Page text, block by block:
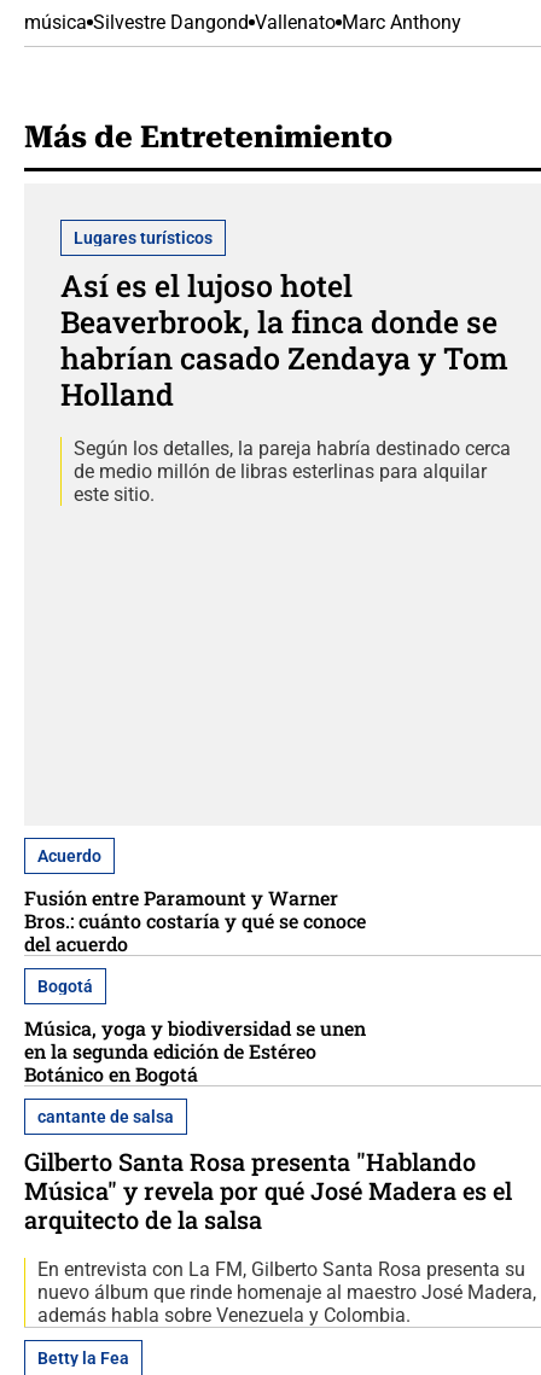
música Silvestre Dangond Vallenato Marc Anthony
Más de Entretenimiento
Lugares turísticos
Así es el lujoso hotel
Beaverbrook, la finca donde se
habrían casado Zendaya y Tom
Holland
Según los detalles, la pareja habría destinado cerca
de medio millón de libras esterlinas para alquilar
este sitio.
Acuerdo
Fusión entre Paramount y Warner
Bros.: cuánto costaría y qué se conoce
del acuerdo
Bogotá
Música, yoga y biodiversidad se unen
en la segunda edición de Estéreo
Botánico en Bogotá
cantante de salsa
Gilberto Santa Rosa presenta "Hablando
Música" y revela por qué José Madera es el
arquitecto de la salsa
En entrevista con La FM, Gilberto Santa Rosa presenta su
nuevo álbum que rinde homenaje al maestro José Madera,
además habla sobre Venezuela y Colombia.
Betty la Fea